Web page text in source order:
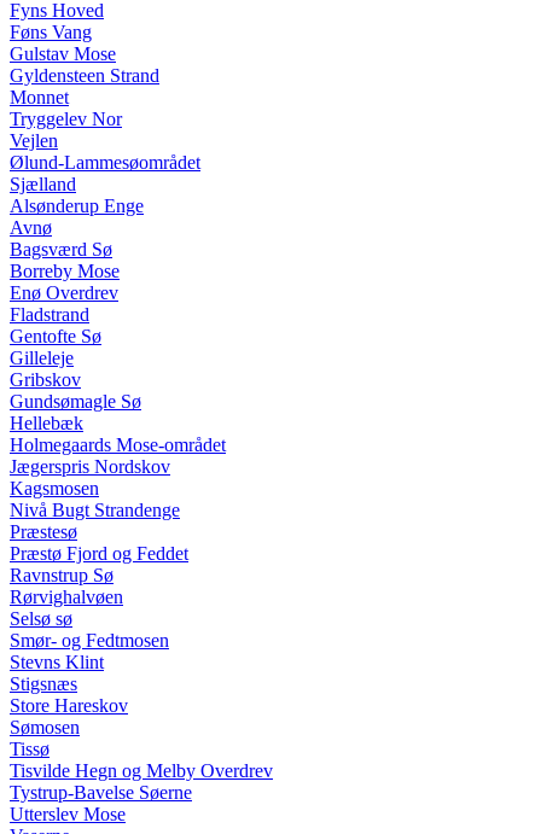
Fyns Hoved
Føns Vang
Gulstav Mose
Gyldensteen Strand
Monnet
Tryggelev Nor
Vejlen
Ølund-Lammesøområdet
Sjælland
Alsønderup Enge
Avnø
Bagsværd Sø
Borreby Mose
Enø Overdrev
Fladstrand
Gentofte Sø
Gilleleje
Gribskov
Gundsømagle Sø
Hellebæk
Holmegaards Mose-området
Jægerspris Nordskov
Kagsmosen
Nivå Bugt Strandenge
Præstesø
Præstø Fjord og Feddet
Ravnstrup Sø
Rørvighalvøen
Selsø sø
Smør- og Fedtmosen
Stevns Klint
Stigsnæs
Store Hareskov
Sømosen
Tissø
Tisvilde Hegn og Melby Overdrev
Tystrup-Bavelse Søerne
Utterslev Mose